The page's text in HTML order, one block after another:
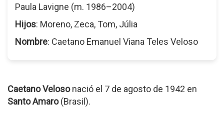
Paula Lavigne (m. 1986–2004)
Hijos: Moreno, Zeca, Tom, Júlia
Nombre: Caetano Emanuel Viana Teles Veloso
Caetano Velosonació el 7 de agosto de 1942 en
Santo Amaro(Brasil).